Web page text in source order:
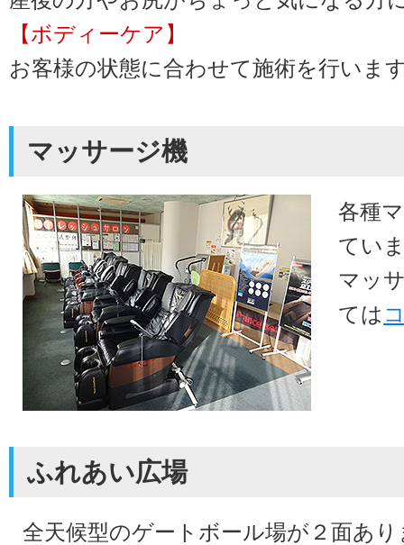
【ボディーケア】
お客様の状態に合わせて施術を行いま
マッサージ機
各種
てい
マッ
ては
ふれあい広場
全天候型のゲートボール場が２面あ